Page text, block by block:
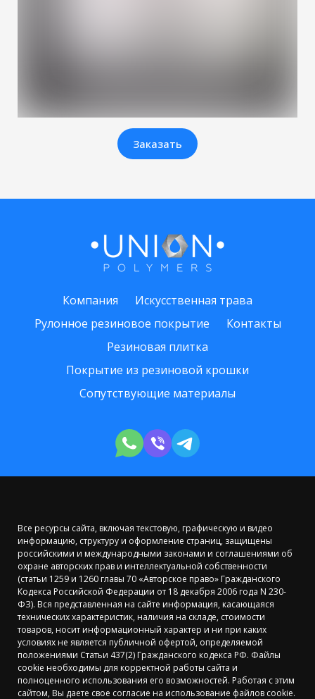
Заказать
Компания
Искусственная трава
Рулонное резиновое покрытие
Контакты
Резиновая плитка
Покрытие из резиновой крошки
Сопутствующие материалы
Все ресурсы сайта, включая текстовую, графическую и видео
информацию, структуру и оформление страниц, защищены
российскими и международными законами и соглашениями об
охране авторских прав и интеллектуальной собственности
(статьи 1259 и 1260 главы 70 «Авторское право» Гражданского
Кодекса Российской Федерации от 18 декабря 2006 года N 230-
ФЗ). Вся представленная на сайте информация, касающаяся
технических характеристик, наличия на складе, стоимости
товаров, носит информационный характер и ни при каких
условиях не является публичной офертой, определяемой
положениями Статьи 437(2) Гражданского кодекса РФ. Файлы
cookie необходимы для корректной работы сайта и
полноценного использования его возможностей. Работая с этим
сайтом, Вы даете свое согласие на использование файлов сookie.